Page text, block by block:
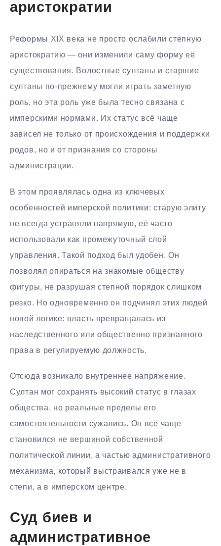
аристократии
Реформы XIX века не просто ослабили степную
аристократию — они изменили саму форму её
существования. Волостные султаны и старшие
султаны по-прежнему могли играть заметную
роль, но эта роль уже была тесно связана с
имперскими нормами. Их статус всё чаще
зависел не только от происхождения и поддержки
родов, но и от признания со стороны
администрации.
В этом проявлялась одна из ключевых
особенностей имперской политики: старую элиту
не всегда устраняли напрямую, её часто
использовали как промежуточный слой
управления. Такой подход был удобен. Он
позволял опираться на знакомые обществу
фигуры, не разрушая степной порядок слишком
резко. Но одновременно он подчинял этих людей
новой логике: власть превращалась из
наследственного или общественно признанного
права в регулируемую должность.
Отсюда возникало внутреннее напряжение.
Султан мог сохранять высокий статус в глазах
общества, но реальные пределы его
самостоятельности сужались. Он всё чаще
становился не вершиной собственной
политической линии, а частью административного
механизма, который выстраивался уже не в
степи, а в имперском центре.
Суд биев и
административное